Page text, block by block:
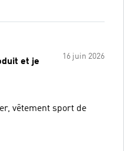
16 juin 2026
et je
vêtement sport de